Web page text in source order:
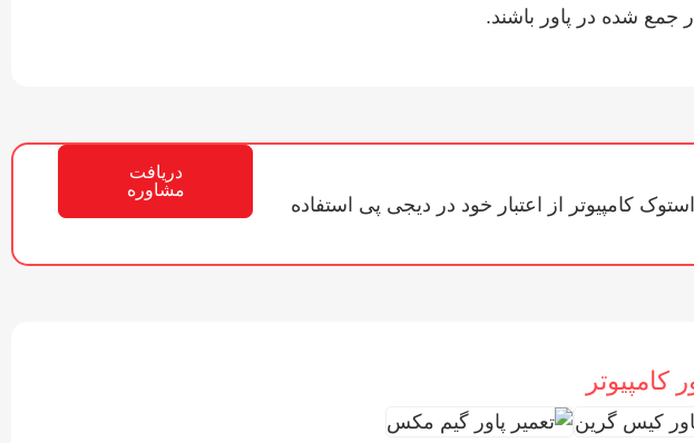
جمع شده در پاور باشند.
کامپیوتر از اعتبار خود در دیجی پی استفاده
دریافت
مشاوره
کامپیوتر